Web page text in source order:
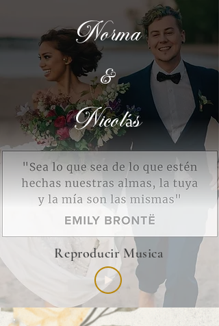
Norma
&
Nicolás
Reproducir Musica